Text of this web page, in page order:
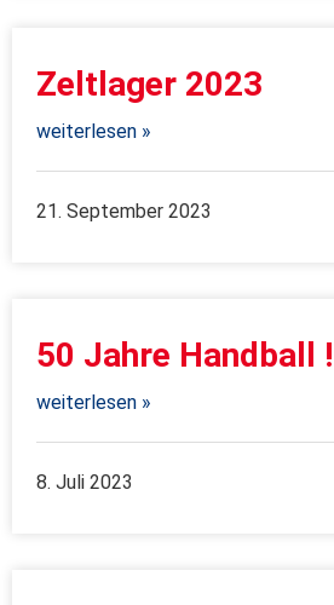
Zeltlager 2023
weiterlesen »
21. September 2023
50 Jahre Handball !
weiterlesen »
8. Juli 2023